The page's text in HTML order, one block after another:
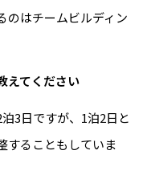
のはチームビルディン
えてください
3日ですが、1泊2日と
することもしていま